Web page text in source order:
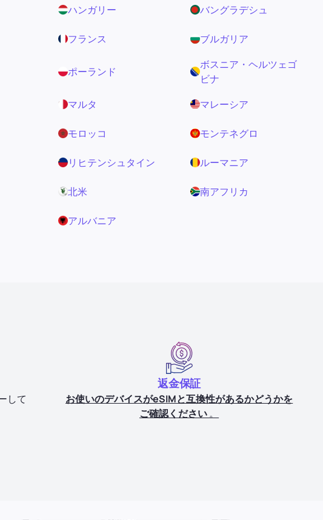
ハンガリー バングラデシュ
フランス ブルガリア
ポーランド
ボスニア・ヘルツェゴ
ビナ
マルタ マレーシア
モロッコ モンテネグロ
リヒテンシュタイン ルーマニア
北米 南アフリカ
アルバニア
して
返金保証
お使いのデバイスがeSIMと互換性があるかどうかを
ご確認ください。